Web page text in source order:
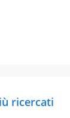
ricercati